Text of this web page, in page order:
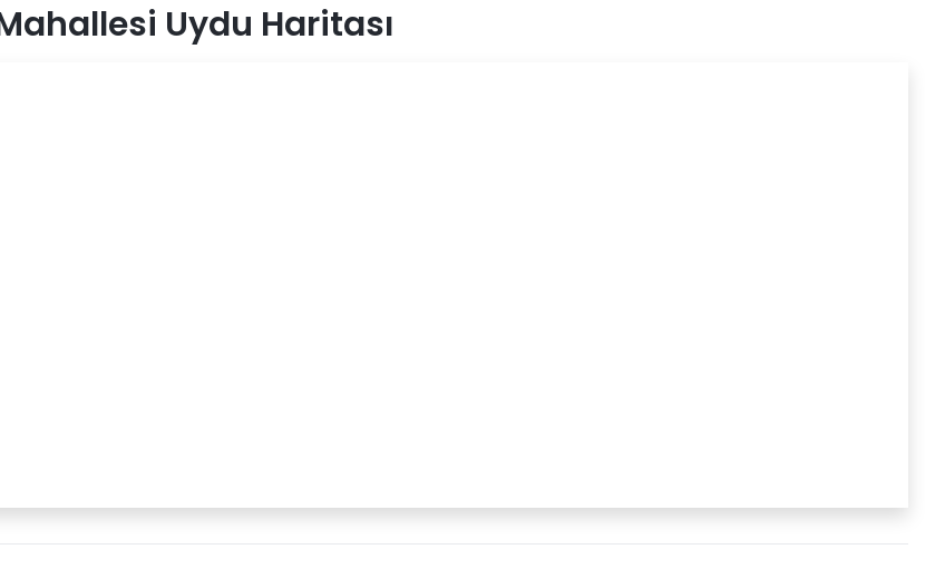
Uydu Haritası